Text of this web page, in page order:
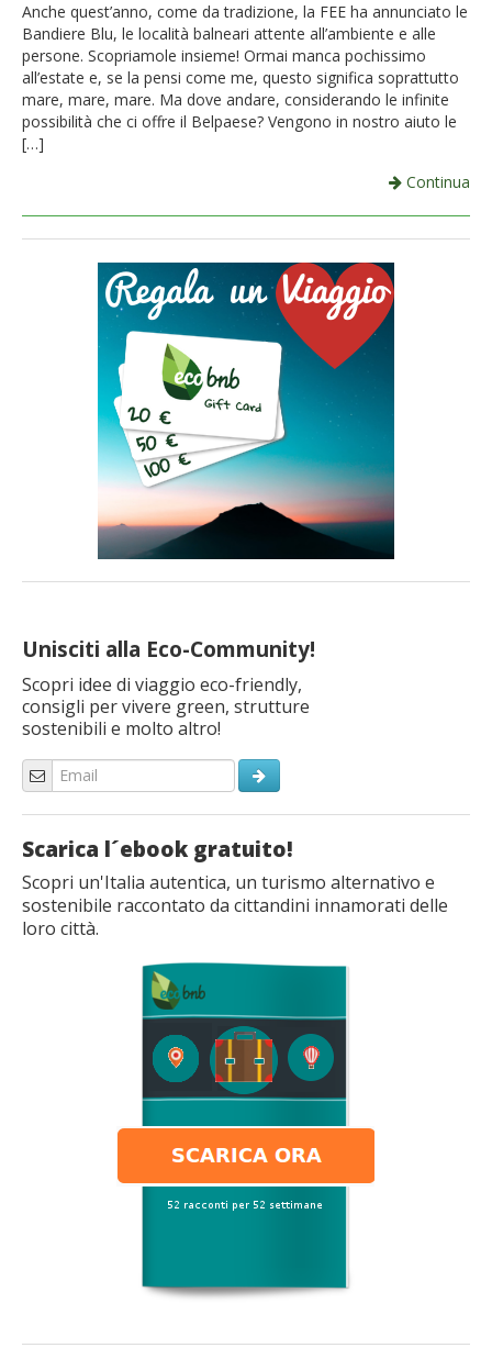
Anche quest’anno, come da tradizione, la FEE ha annunciato le
Bandiere Blu, le località balneari attente all’ambiente e alle
persone. Scopriamole insieme! Ormai manca pochissimo
all’estate e, se la pensi come me, questo significa soprattutto
mare, mare, mare. Ma dove andare, considerando le infinite
possibilità che ci offre il Belpaese? Vengono in nostro aiuto le
[…]
Continua
Unisciti alla Eco-Community!
Scopri idee di viaggio eco-friendly,
consigli per vivere green, strutture
sostenibili e molto altro!
Scarica l´ebook gratuito!
Scopri un'Italia autentica, un turismo alternativo e
sostenibile raccontato da cittandini innamorati delle
loro città.